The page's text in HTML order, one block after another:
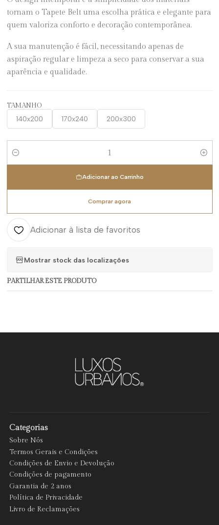
tornam o Tapete Belt uma escolha prática e elegante para
quem valoriza conforto e decoração contemporânea.
A sua manutenção é fácil, necessitando apenas de
aspiração regular e limpeza a seco para conservar a sua
aparência e qualidade.
TAMANHO
140x200 170x240 200x300
Quantidade
Adicionar ao Carrinho
Comprar agora
Adicionar à lista de favoritos
Mostrar stock das localizações
PARTILHAR ESTE PRODUTO
Categorias
Sobre Nós
Termos Gerais e Condições
Condições de Envio e Devolução
Condições de pagamento
Garantia de 2 anos
Política de Privacidade
Livro de Reclamações